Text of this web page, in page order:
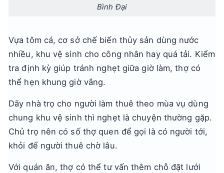
Bình Đại
Vựa tôm cá, cơ sở chế biến thủy sản dùng nước
nhiều, khu vệ sinh cho công nhân hay quá tải. Kiểm
tra định kỳ giúp tránh nghẹt giữa giờ làm, thợ có
thể hẹn khung giờ vắng.
Dãy nhà trọ cho người làm thuê theo mùa vụ dùng
chung khu vệ sinh thì nghẹt là chuyện thường gặp.
Chủ trọ nên có số thợ quen để gọi là có người tới,
khỏi để người thuê chờ lâu.
Với quán ăn, thợ có thể tư vấn thêm chỗ đặt lưới